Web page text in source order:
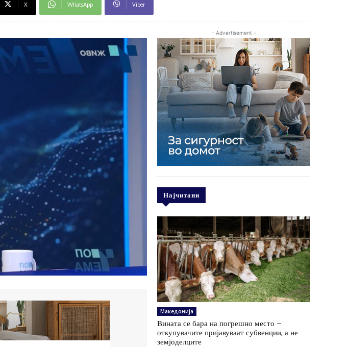
X WhatsApp Viber
- Advertisement -
Најчитани
Македонија
Вината се бара на погрешно место –
откупувачите пријавуваат субвенции, а не
земјоделците